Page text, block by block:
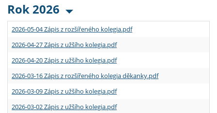
Rok 2026
2026-05-04 Zápis z rozšířeného kolegia.pdf
2026-04-27 Zápis z užšího kolegia.pdf
2026-04-20 Zápis z užšího kolegia.pdf
2026-03-16 Zápis z rozšířeného kolegia děkanky.pdf
2026-03-09 Zápis z užšího kolegia.pdf
2026-03-02 Zápis z užšího kolegia.pdf